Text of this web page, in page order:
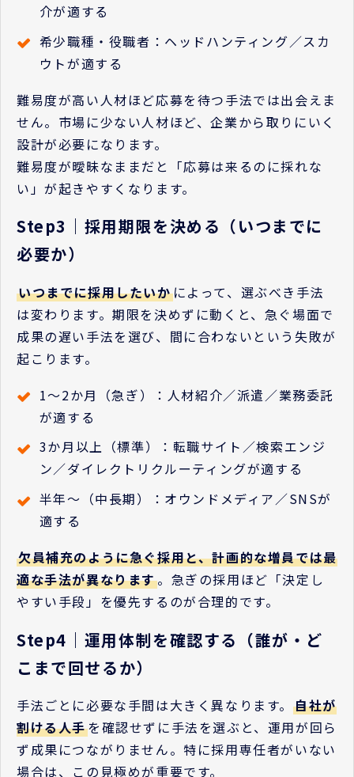
介が適する
希少職種・役職者：ヘッドハンティング／スカ
ウトが適する
難易度が高い人材ほど応募を待つ手法では出会えま
せん。市場に少ない人材ほど、企業から取りにいく
設計が必要になります。
難易度が曖昧なままだと「応募は来るのに採れな
い」が起きやすくなります。
Step3｜採用期限を決める（いつまでに
必要か）
いつまでに採用したいかによって、選ぶべき手法
は変わります。期限を決めずに動くと、急ぐ場面で
成果の遅い手法を選び、間に合わないという失敗が
起こります。
1〜2か月（急ぎ）：人材紹介／派遣／業務委託
が適する
3か月以上（標準）：転職サイト／検索エンジ
ン／ダイレクトリクルーティングが適する
半年〜（中長期）：オウンドメディア／SNSが
適する
欠員補充のように急ぐ採用と、計画的な増員では最
適な手法が異なります。急ぎの採用ほど「決定し
やすい手段」を優先するのが合理的です。
Step4｜運用体制を確認する（誰が・ど
こまで回せるか）
手法ごとに必要な手間は大きく異なります。自社が
割ける人手を確認せずに手法を選ぶと、運用が回ら
ず成果につながりません。特に採用専任者がいない
場合は、この見極めが重要です。